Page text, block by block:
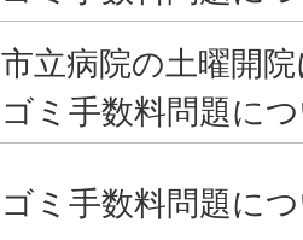
市立病院の土曜開
ゴミ手数料問題に
ゴミ手数料問題に